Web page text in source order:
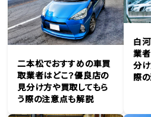
二本松でおすすめの車買
取業者はどこ？優良店の
見分け方や買取してもら
う際の注意点も解説
白
業
分
際